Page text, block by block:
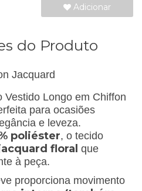
Adicionar
do Produto
Jacquard
Vestido Longo em Chiffon
para ocasiões
e leveza.
poliéster, o tecido
floral que
à peça.
proporciona movimento